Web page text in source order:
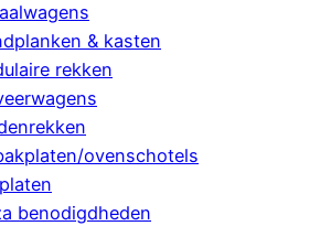
& kasten
rekken
ovenschotels
benodigdheden